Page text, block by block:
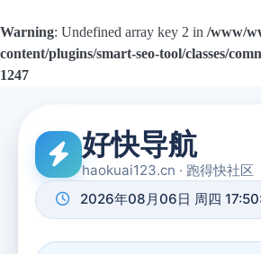
Warning: Undefined array key 2 in /www/
content/plugins/smart-seo-tool/classes/
1247